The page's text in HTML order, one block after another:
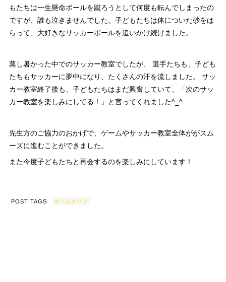
もたちは一生懸命ボールを蹴ろうとして何度も転んでしまったの
ですが、誰も泣きませんでした。子どもたちは体についた砂をは
らって、大好きなサッカーボールを追いかけ続けました。
蒸し暑かった中でのサッカー教室でしたが、 選手たちも、子ども
たちもサッカーに夢中になり、たくさんの汗を流しました。 サッ
カー教室終了後も、子どもたちはまだ興奮していて、「次のサッ
カー教室を楽しみにしてる！」と言ってくれました^_^
先生方のご協力のおかげで、ゲームやサッカー教室全体ががスム
ーズに進むことができました。
また今度子どもたちと再会するのを楽しみにしています！
POST TAGS ホームタウン